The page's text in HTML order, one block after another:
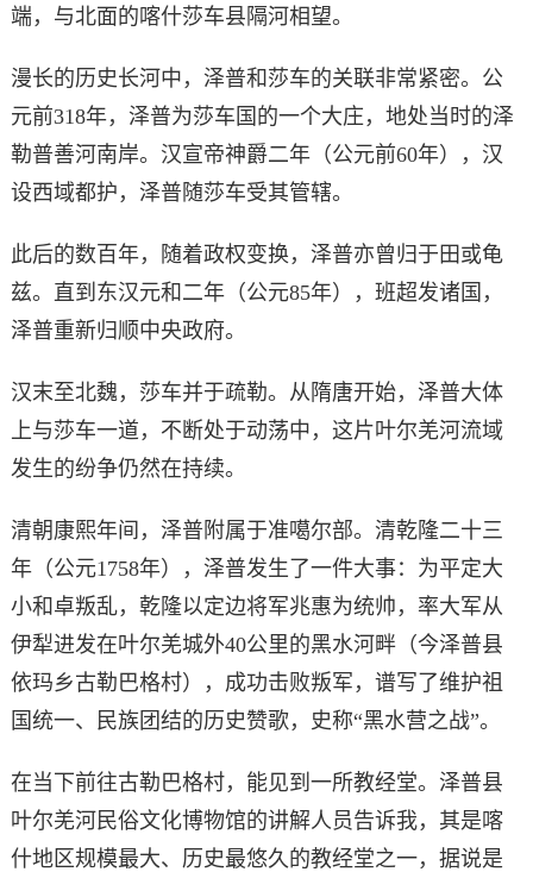
端，与北面的喀什莎车县隔河相望。
漫长的历史长河中，泽普和莎车的关联非常紧密。公
元前318年，泽普为莎车国的一个大庄，地处当时的泽
勒普善河南岸。汉宣帝神爵二年（公元前60年），汉
设西域都护，泽普随莎车受其管辖。
此后的数百年，随着政权变换，泽普亦曾归于田或龟
兹。直到东汉元和二年（公元85年），班超发诸国，
泽普重新归顺中央政府。
汉末至北魏，莎车并于疏勒。从隋唐开始，泽普大体
上与莎车一道，不断处于动荡中，这片叶尔羌河流域
发生的纷争仍然在持续。
清朝康熙年间，泽普附属于准噶尔部。清乾隆二十三
年（公元1758年），泽普发生了一件大事：为平定大
小和卓叛乱，乾隆以定边将军兆惠为统帅，率大军从
伊犁进发在叶尔羌城外40公里的黑水河畔（今泽普县
依玛乡古勒巴格村），成功击败叛军，谱写了维护祖
国统一、民族团结的历史赞歌，史称“黑水营之战”。
在当下前往古勒巴格村，能见到一所教经堂。泽普县
叶尔羌河民俗文化博物馆的讲解人员告诉我，其是喀
什地区规模最大、历史最悠久的教经堂之一，据说是